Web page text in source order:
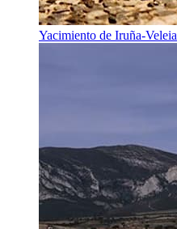
Yacimiento de Iruña-Veleia